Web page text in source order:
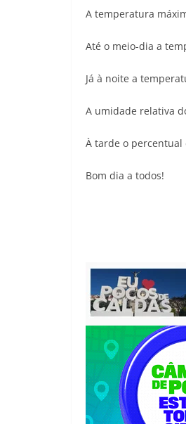
A temperatura
Até o meio-dia a
Já à noite a
A umidade relativa
À tarde o percentual
Bom dia a todos!